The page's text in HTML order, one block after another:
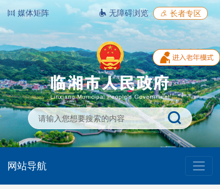
媒体矩阵 无障碍浏览 长者专区
网站导航